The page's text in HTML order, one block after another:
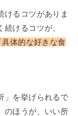
けるコツがありま
けるコツが、
具体的な好きな食
」を挙げられるで
のほうが、いい所